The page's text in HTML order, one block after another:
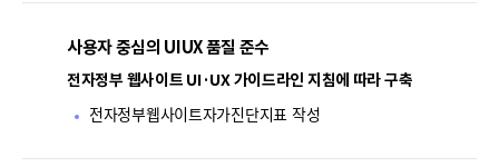
사용자 중심의 UIUX 품질 준수
전자정부 웹사이트 UI·UX 가이드라인 지침에 따라 구축
전자정부웹사이트자가진단지표 작성